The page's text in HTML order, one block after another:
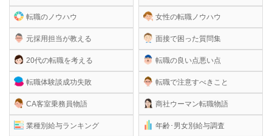
転職のノウハウ
元採用担当が教える
20代の転職を考える
転職体験談成功失敗
CA客室乗務員物語
業種別給与ランキング
女性の転職ノウハウ
面接で困った質問集
転職の良い点悪い点
転職で注意すべきこと
商社ウーマン転職物語
年齢･男女別給与調査